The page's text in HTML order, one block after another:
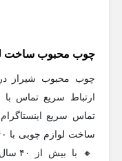
چوب محبوب ساخت
چوب محبوب شیراز
ارتباط سریع تماس
🔸